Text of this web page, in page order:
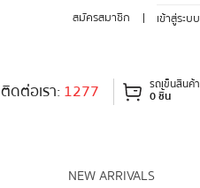
สมัครสมาชิก เข้าสู่ระบบ
NEW ARRIVALS
ติดต่อเรา:1277 รถเข็นสินค้า
0 ชิ้น